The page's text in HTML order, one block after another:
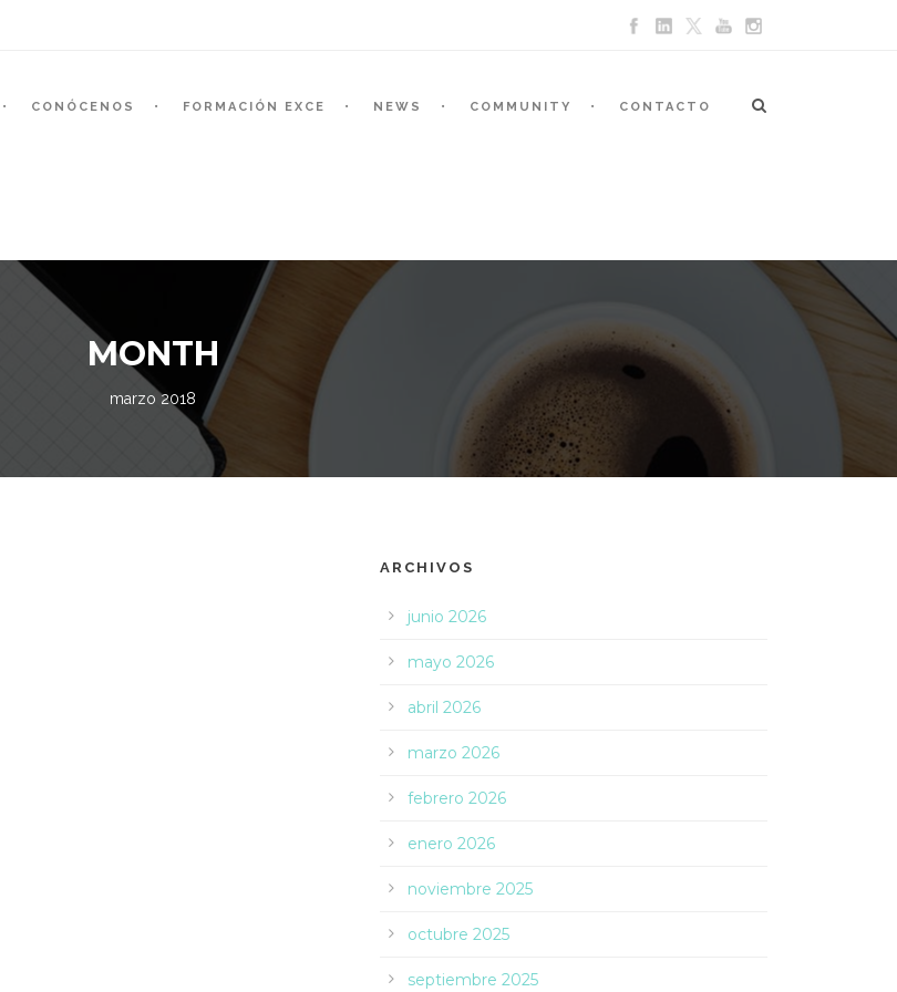
CONÓCENOS FORMACIÓN EXCE NEWS COMMUNITY CONTACTO
MONTH
marzo 2018
ARCHIVOS
junio 2026
mayo 2026
abril 2026
marzo 2026
febrero 2026
enero 2026
noviembre 2025
octubre 2025
septiembre 2025